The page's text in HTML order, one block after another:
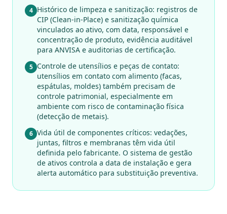
4 Histórico de limpeza e sanitização: registros de
CIP (Clean-in-Place) e sanitização química
vinculados ao ativo, com data, responsável e
concentração de produto, evidência auditável
para ANVISA e auditorias de certificação.
5 Controle de utensílios e peças de contato:
utensílios em contato com alimento (facas,
espátulas, moldes) também precisam de
controle patrimonial, especialmente em
ambiente com risco de contaminação física
(detecção de metais).
6 Vida útil de componentes críticos: vedações,
juntas, filtros e membranas têm vida útil
definida pelo fabricante. O sistema de gestão
de ativos controla a data de instalação e gera
alerta automático para substituição preventiva.